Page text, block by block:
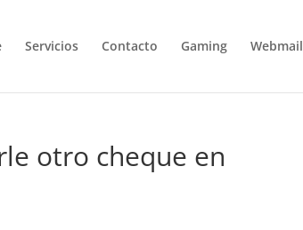
Servicios Contacto Gaming Webmail
otro cheque en